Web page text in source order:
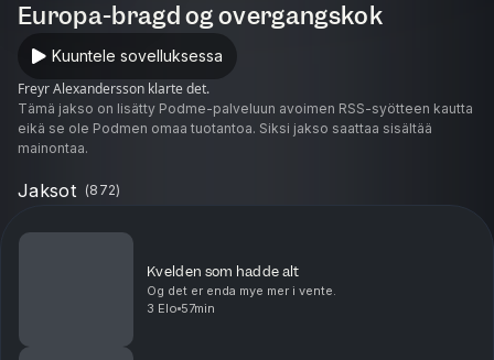
Europa-bragd og overgangskok
Kuuntele sovelluksessa
Freyr Alexandersson klarte det.
Tämä jakso on lisätty Podme-palveluun avoimen RSS-syötteen kautta
eikä se ole Podmen omaa tuotantoa. Siksi jakso saattaa sisältää
mainontaa.
Jaksot (872)
Kvelden som hadde alt
Og det er enda mye mer i vente.
3 Elo 57min